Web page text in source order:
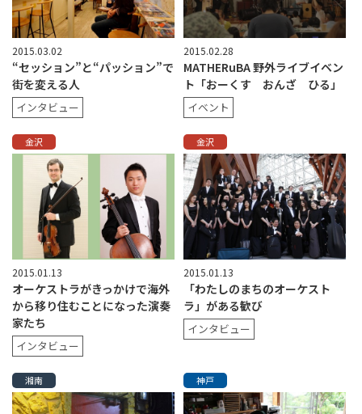
2015.03.02
“セッション”と“パッション”で
街を変える人
インタビュー
2015.02.28
MATHERuBA 野外ライブイベン
ト「おーくす おんざ ひる」
イベント
金沢
2015.01.13
オーケストラがきっかけで海外
から移り住むことになった演奏
家たち
インタビュー
金沢
2015.01.13
「わたしのまちのオーケスト
ラ」がある歓び
インタビュー
湘南 神戸